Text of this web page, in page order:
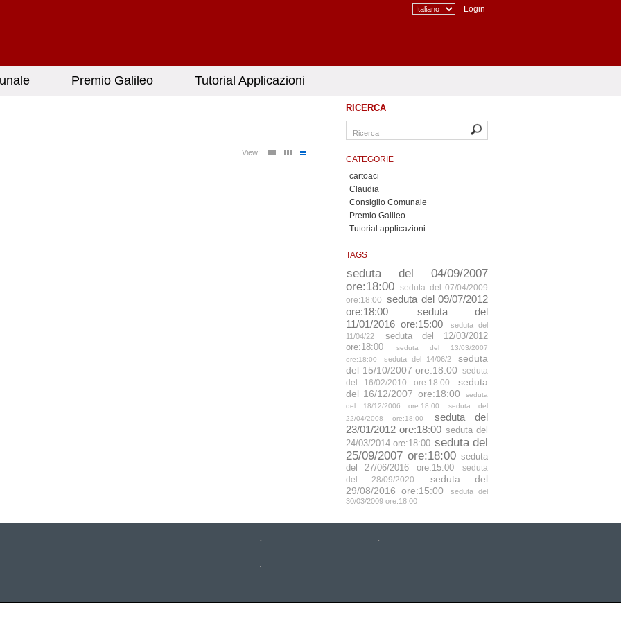
Login
Premio Galileo Tutorial Applicazioni
RICERCA
CATEGORIE
cartoaci
Claudia
Consiglio Comunale
Premio Galileo
Tutorial applicazioni
TAGS
seduta del 04/09/2007
ore:18:00 seduta del 07/04/2009
ore:18:00 seduta del 09/07/2012
ore:18:00
seduta del
11/01/2016 ore:15:00
seduta del
11/04/22
seduta del 12/03/2012
ore:18:00
seduta del 13/03/2007
ore:18:00
seduta del 14/06/2
seduta
del 15/10/2007 ore:18:00 seduta
del 16/02/2010 ore:18:00
seduta
del 16/12/2007 ore:18:00
seduta
del 18/12/2006 ore:18:00
seduta del
22/04/2008 ore:18:00
seduta del
23/01/2012 ore:18:00 seduta del
24/03/2014 ore:18:00 seduta del
25/09/2007 ore:18:00 seduta
del 27/06/2016 ore:15:00
seduta
del 28/09/2020
seduta del
29/08/2016 ore:15:00
seduta del
30/03/2009 ore:18:00
View:
.
.
.
.
.